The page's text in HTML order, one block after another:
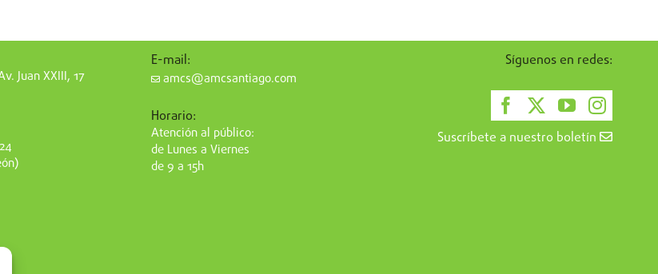
Juan XXIII, 17
E-mail:
amcs@amcsantiago.com
Horario:
Atención al público:
de Lunes a Viernes
de 9 a 15h
Síguenos en redes:
Suscríbete a nuestro boletín